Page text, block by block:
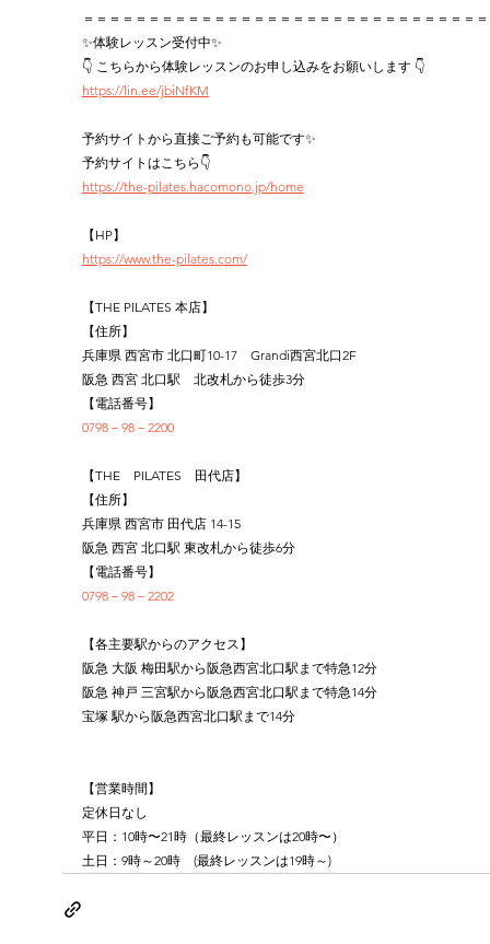
＝＝＝＝＝＝＝＝＝＝＝＝＝＝＝＝＝＝＝＝＝＝＝＝＝＝＝＝＝＝
✨体験レッスン受付中✨
👇 こちらから体験レッスンのお申し込みをお願いします 👇
https://lin.ee/jbiNfKM
予約サイトから直接ご予約も可能です✨
予約サイトはこちら👇
https://the-pilates.hacomono.jp/home
【HP】
https://www.the-pilates.com/
【THE PILATES 本店】
【住所】
兵庫県 西宮市 北口町10-17　Grandi西宮北口2F
阪急 西宮 北口駅　北改札から徒歩3分
【電話番号】
0798－98－2200
【THE　PILATES　田代店】
【住所】
兵庫県 西宮市 田代店 14-15
阪急 西宮 北口駅 東改札から徒歩6分
【電話番号】
0798－98－2202
【各主要駅からのアクセス】
阪急 大阪 梅田駅から阪急西宮北口駅まで特急12分
阪急 神戸 三宮駅から阪急西宮北口駅まで特急14分
宝塚 駅から阪急西宮北口駅まで14分
【営業時間】
定休日なし
平日：10時〜21時（最終レッスンは20時〜）
土日：9時～20時　(最終レッスンは19時～)